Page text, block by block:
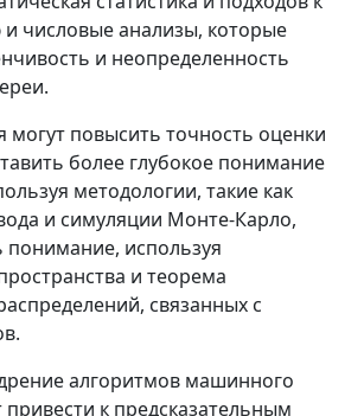
числовые анализы, которые
и неопределенность
могут повысить точность оценки
более глубокое понимание
методологии, такие как
и симуляции Монте-Карло,
используя
и теорема
связанных с
алгоритмов машинного
к предсказательным